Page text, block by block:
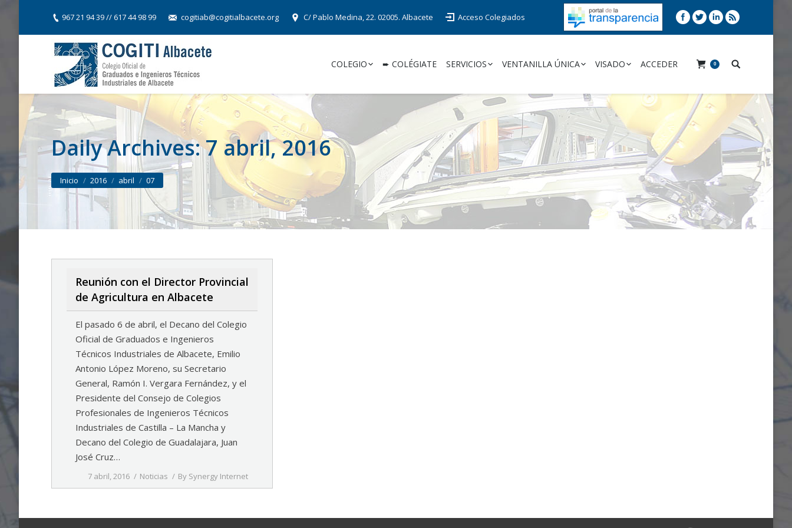
967 21 94 39 // 617 44 98 99 cogitiab@cogitialbacete.org C/ Pablo Medina, 22. 02005. Albacete Acceso Colegiados
COLEGIO ➨ COLÉGIATE SERVICIOS VENTANILLA ÚNICA VISADO ACCEDER 0
Daily Archives:7 abril, 2016
You are here:
Inicio 2016 abril 07
Reunión con el Director Provincial
de Agricultura en Albacete
El pasado 6 de abril, el Decano del Colegio
Oficial de Graduados e Ingenieros
Técnicos Industriales de Albacete, Emilio
Antonio López Moreno, su Secretario
General, Ramón I. Vergara Fernández, y el
Presidente del Consejo de Colegios
Profesionales de Ingenieros Técnicos
Industriales de Castilla – La Mancha y
Decano del Colegio de Guadalajara, Juan
José Cruz…
7 abril, 2016 Noticias By Synergy Internet